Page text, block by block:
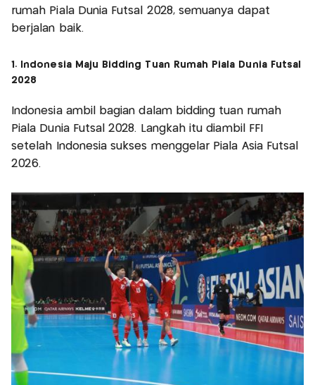
rumah Piala Dunia Futsal 2028, semuanya dapat
berjalan baik.
1. Indonesia Maju Bidding Tuan Rumah Piala Dunia Futsal
2028
Indonesia ambil bagian dalam bidding tuan rumah
Piala Dunia Futsal 2028. Langkah itu diambil FFI
setelah Indonesia sukses menggelar Piala Asia Futsal
2026.